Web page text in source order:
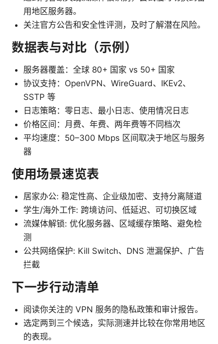
用地区服务器。
关注官方公告和安全性评测，及时了解潜在风险。
数据表与对比（示例）
服务器覆盖：全球 80+ 国家 vs 50+ 国家
协议支持：OpenVPN、WireGuard、IKEv2、
SSTP 等
日志策略：零日志、最小日志、使用情况日志
价格区间：月费、年费、两年费等不同档次
平均速度：50–300 Mbps 区间取决于地区与服务
器
使用场景速览表
居家办公: 稳定性高、企业级加密、支持分离隧道
学生/海外工作: 跨境访问、低延迟、可切换区域
流媒体解锁: 优化服务器、区域缓存策略、避免检
测
公共网络保护: Kill Switch、DNS 泄漏保护、广告
拦截
下一步行动清单
阅读你关注的 VPN 服务的隐私政策和审计报告。
选定两到三个候选，实际测速并比较在你常用地区
的表现。